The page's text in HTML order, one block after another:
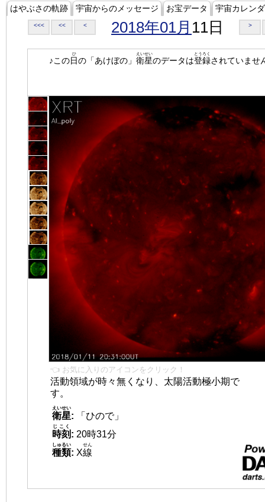
はやぶさの軌跡 宇宙からのメッセージ お宝データ 宇宙カレン
<<< << < 2018年01月 11日 >
♪この日
ひ
の「あけぼの」 衛星
えいせい
のデータは登録
とうろく
されていませ
👈 お気に入りのアイコンをクリック！
活動領域が時々無くなり、太陽活動極小期で
す。
衛星
えいせい
:
「ひので」
時刻
じこく
: 20時31分
種類
しゅるい
: X線
せん